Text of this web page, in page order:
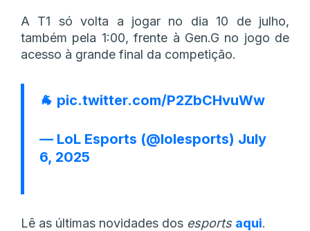
A T1 só volta a jogar no dia 10 de julho,
também pela 1:00, frente à Gen.G no jogo de
acesso à grande final da competição.
🐐 pic.twitter.com/P2ZbCHvuWw
— LoL Esports (@lolesports) July
6, 2025
Lê as últimas novidades dos esports aqui.